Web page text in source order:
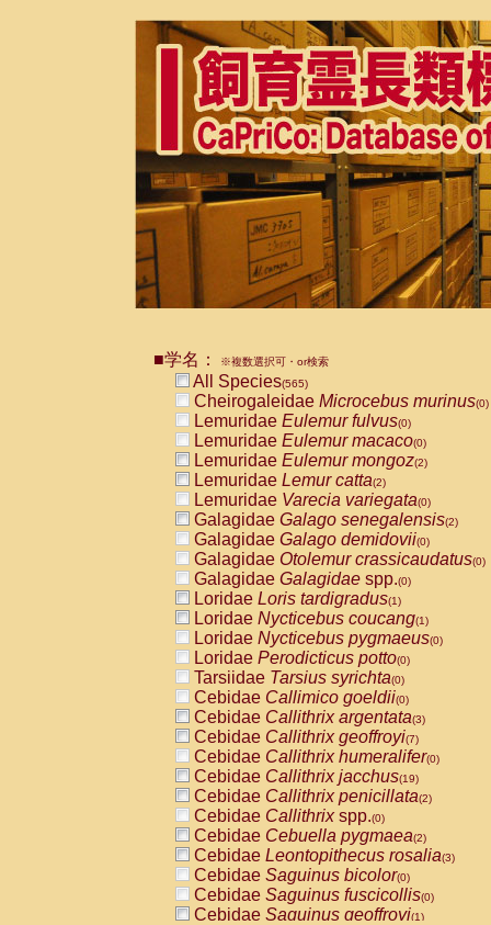
■学名： ※複数選択可・or検索
All Species(565)
Cheirogaleidae Microcebus murinus(0)
Lemuridae Eulemur fulvus(0)
Lemuridae Eulemur macaco(0)
Lemuridae Eulemur mongoz(2)
Lemuridae Lemur catta(2)
Lemuridae Varecia variegata(0)
Galagidae Galago senegalensis(2)
Galagidae Galago demidovii(0)
Galagidae Otolemur crassicaudatus(0)
Galagidae Galagidae spp.(0)
Loridae Loris tardigradus(1)
Loridae Nycticebus coucang(1)
Loridae Nycticebus pygmaeus(0)
Loridae Perodicticus potto(0)
Tarsiidae Tarsius syrichta(0)
Cebidae Callimico goeldii(0)
Cebidae Callithrix argentata(3)
Cebidae Callithrix geoffroyi(7)
Cebidae Callithrix humeralifer(0)
Cebidae Callithrix jacchus(19)
Cebidae Callithrix penicillata(2)
Cebidae Callithrixspp.(0)
Cebidae Cebuella pygmaea(2)
Cebidae Leontopithecus rosalia(3)
Cebidae Saguinus bicolor(0)
Cebidae Saguinus fuscicollis(0)
Cebidae Saguinus geoffroyi(1)